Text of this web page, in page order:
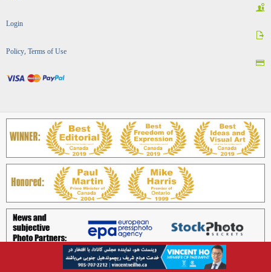
Login
Policy, Terms of Use
Copyright © Best Iranian Persian Canadian news ads media magazine بهترین رسانه ایرانی کانادایی
اخبار آگهی ایرانیان, 2026